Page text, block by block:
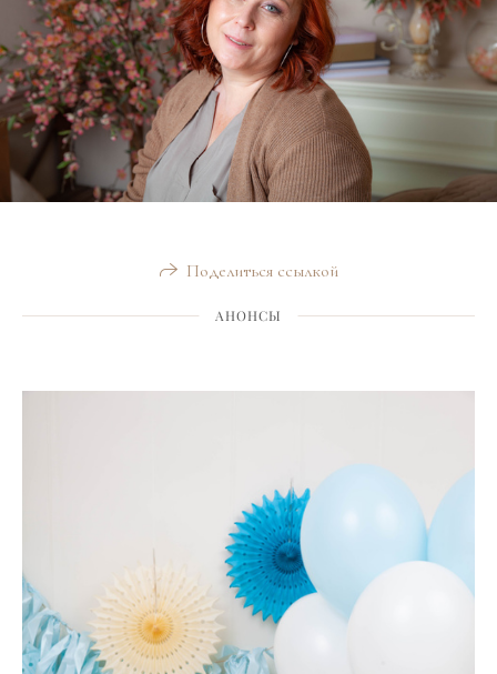
Поделиться ссылкой
АНОНСЫ